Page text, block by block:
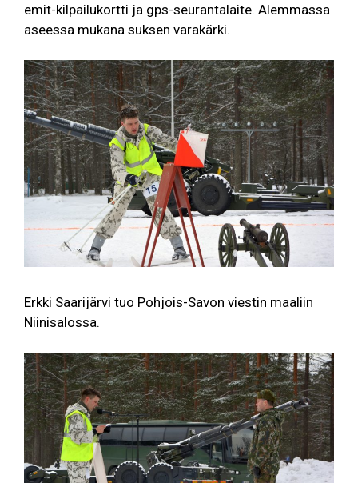
emit-kilpailukortti ja gps-seurantalaite. Alemmassa
aseessa mukana suksen varakärki.
Erkki Saarijärvi tuo Pohjois-Savon viestin maaliin
Niinisalossa.